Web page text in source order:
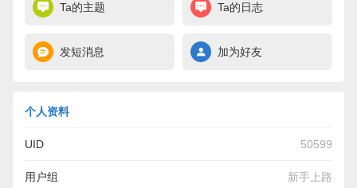
Ta的主题 Ta的日志
发短消息 加为好友
个人资料
UID 50599
用户组 新手上路